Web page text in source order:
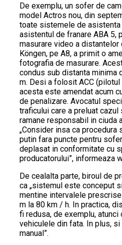
De exemplu, un sofer de
model Actros nou, din
toate sistemele de
asistentul de franare ABA 5,
masurare video a distantelor
Köngen, pe A8, a primit o
fotografia de masurare.
condus sub distanta minima
m. Desi a folosit ACC (pilotul
acesta este amendat acum
de penalizare. Avocatul
traficului care a preluat
ramane responsabil in ciuda
„Consider insa ca procedura
putin fara puncte pentru
deplasat in conformitate cu
producatorului”, informeaza
De cealalta parte, biroul de
ca „sistemul este conceput
mentine intervalele
m la 80 km / h. In practica,
fi redusa, de exemplu,
vehiculele din fata. In plus,
manual”.